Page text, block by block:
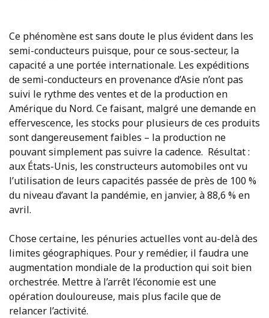
Ce phénomène est sans doute le plus évident dans les
semi-conducteurs puisque, pour ce sous-secteur, la
capacité a une portée internationale. Les expéditions
de semi-conducteurs en provenance d’Asie n’ont pas
suivi le rythme des ventes et de la production en
Amérique du Nord. Ce faisant, malgré une demande en
effervescence, les stocks pour plusieurs de ces produits
sont dangereusement faibles – la production ne
pouvant simplement pas suivre la cadence. Résultat :
aux États-Unis, les constructeurs automobiles ont vu
l’utilisation de leurs capacités passée de près de 100 %
du niveau d’avant la pandémie, en janvier, à 88,6 % en
avril.
Chose certaine, les pénuries actuelles vont au-delà des
limites géographiques. Pour y remédier, il faudra une
augmentation mondiale de la production qui soit bien
orchestrée. Mettre à l’arrêt l’économie est une
opération douloureuse, mais plus facile que de
relancer l’activité.